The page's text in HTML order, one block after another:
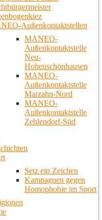
Außenkontaktstellen
MANEO-
Außenkontaktstelle
Neu-
Hohenschönhausen
MANEO-
Außenkontaktstelle
Marzahn-Nord
MANEO-
Außenkontaktstelle
Zehlendorf-Süd
Setz ein Zeichen
Kampagnen gegen
Homophobie im Sport